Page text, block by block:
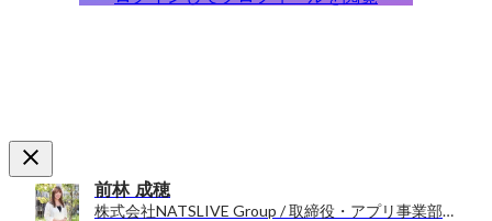
前林 成穂
株式会社NATSLIVE Group / 取締役・アプリ事業部長